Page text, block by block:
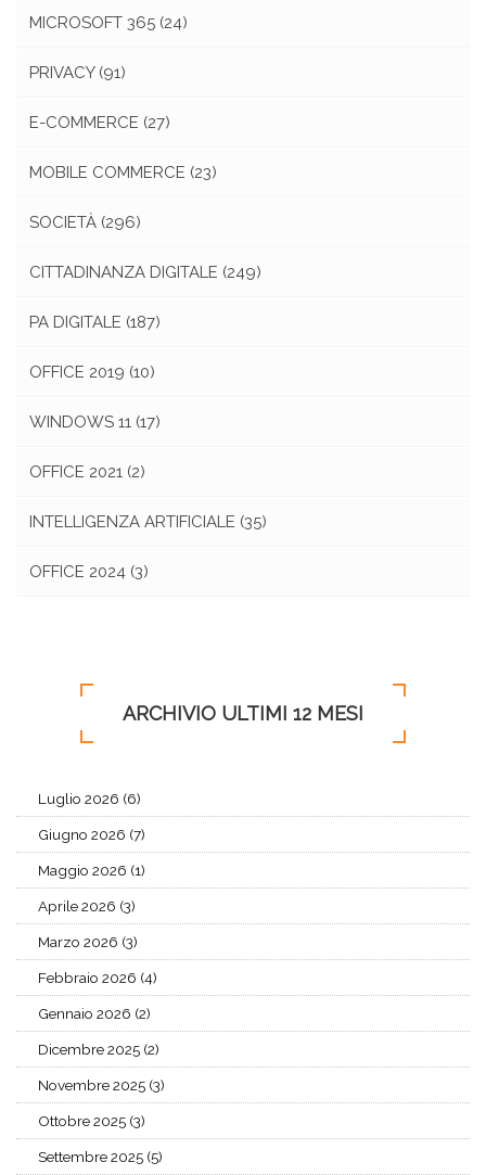
MICROSOFT 365 (24)
PRIVACY (91)
E-COMMERCE (27)
MOBILE COMMERCE (23)
SOCIETÀ (296)
CITTADINANZA DIGITALE (249)
PA DIGITALE (187)
OFFICE 2019 (10)
WINDOWS 11 (17)
OFFICE 2021 (2)
INTELLIGENZA ARTIFICIALE (35)
OFFICE 2024 (3)
ARCHIVIO ULTIMI 12 MESI
Luglio 2026 (6)
Giugno 2026 (7)
Maggio 2026 (1)
Aprile 2026 (3)
Marzo 2026 (3)
Febbraio 2026 (4)
Gennaio 2026 (2)
Dicembre 2025 (2)
Novembre 2025 (3)
Ottobre 2025 (3)
Settembre 2025 (5)